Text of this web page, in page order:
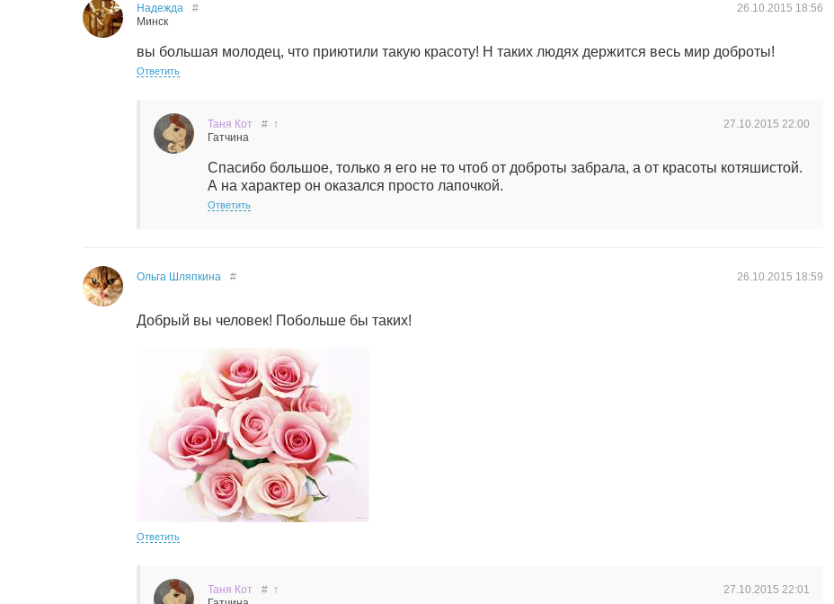
Надежда
Минск
26.10.2015 18:56
#
вы большая молодец, что приютили такую красоту! Н таких людях держится весь мир доброты!
Ответить
Таня Кот
Гатчина
27.10.2015 22:00
# ↑
Спасибо большое, только я его не то чтоб от доброты забрала, а от красоты котяшистой.
А на характер он оказался просто лапочкой.
Ответить
Ольга Шляпкина 26.10.2015 18:59
#
Добрый вы человек! Побольше бы таких!
Ответить
Таня Кот
27.10.2015 22:01
# ↑